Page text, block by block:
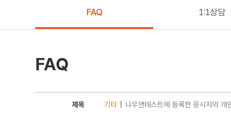
FAQ 1:1상담
FAQ
제목 기타 나우앤테스트에 등록한 응시자의 개